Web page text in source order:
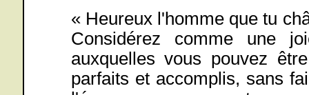
« Heureux l'homme que tu
Considérez comme une
auxquelles vous pouvez
parfaits et accomplis, sans